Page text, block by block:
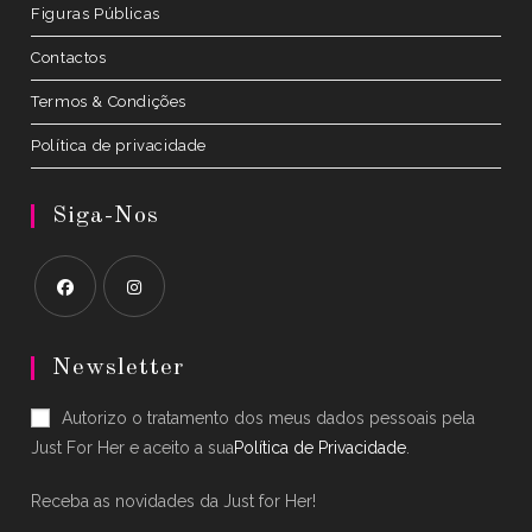
Figuras Públicas
Contactos
Termos & Condições
Política de privacidade
Siga-Nos
in
new
tab
in
new
tab
Newsletter
Autorizo o tratamento dos meus dados pessoais pela
Just For Her e aceito a suaPolítica de Privacidade.
Receba as novidades da Just for Her!